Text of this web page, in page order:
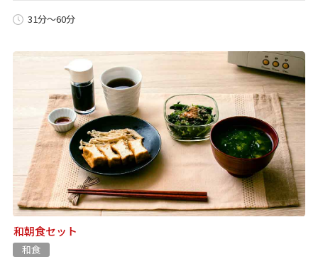
31分～60分
和朝食セット
和食